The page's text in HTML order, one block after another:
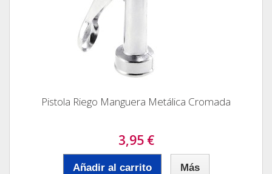
Pistola Riego Manguera Metálica Cromada
3,95 €
Añadir al carrito Más